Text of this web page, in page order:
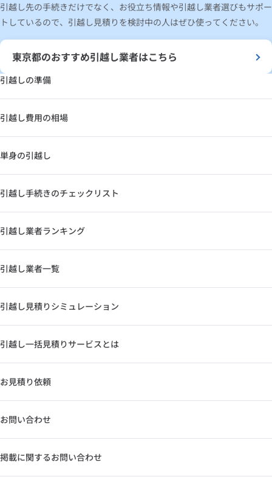
引越し先の手続きだけでなく、お役立ち情報や引越し業者選びもサポー
トしているので、引越し見積りを検討中の人はぜひ使ってください。
東京都のおすすめ引越し業者はこちら
引越しの準備
引越し費用の相場
単身の引越し
引越し手続きのチェックリスト
引越し業者ランキング
引越し業者一覧
引越し見積りシミュレーション
引越し一括見積りサービスとは
お見積り依頼
お問い合わせ
掲載に関するお問い合わせ